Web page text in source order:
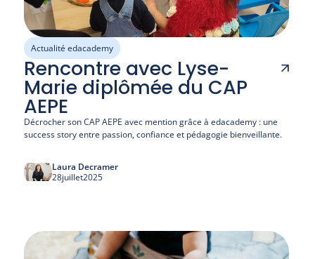
Actualité edacademy
Rencontre avec Lyse-
Marie diplômée du CAP
AEPE
Décrocher son CAP AEPE avec mention grâce à edacademy : une
success story entre passion, confiance et pédagogie bienveillante.
Laura Decramer
28juillet2025